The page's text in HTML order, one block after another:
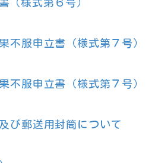
様式第６号）
不服申立書（様式第７号）
不服申立書（様式第７号）
び郵送用封筒について